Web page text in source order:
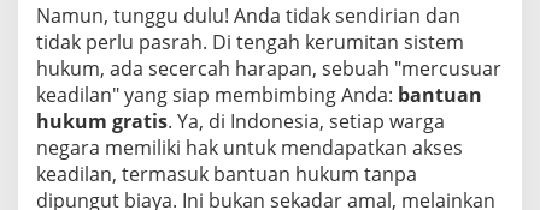
Namun, tunggu dulu! Anda tidak sendirian dan
tidak perlu pasrah. Di tengah kerumitan sistem
hukum, ada secercah harapan, sebuah "mercusuar
keadilan" yang siap membimbing Anda: bantuan
hukum gratis. Ya, di Indonesia, setiap warga
negara memiliki hak untuk mendapatkan akses
keadilan, termasuk bantuan hukum tanpa
dipungut biaya. Ini bukan sekadar amal, melainkan